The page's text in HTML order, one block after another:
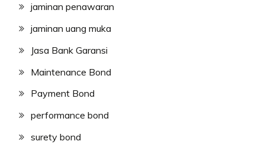
jaminan penawaran
jaminan uang muka
Jasa Bank Garansi
Maintenance Bond
Payment Bond
performance bond
surety bond